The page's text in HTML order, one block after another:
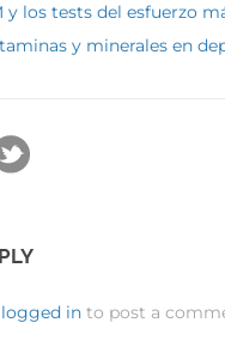
y los tests del esfuerzo
y minerales en
logged in to post a